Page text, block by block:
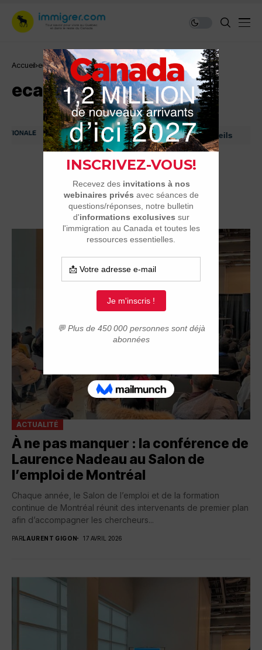
Accueil ecarrieres
ecarrieres
Immigrer au Canada: ressources et conseils
ACTUALITÉ
À ne pas manquer : la conférence de
Laurence Nadeau au Salon de
l’emploi de Montréal
Chaque année, le Salon de l’emploi et de la formation
continue de Montréal réunit des intervenants de premier plan
afin d’accompagner les chercheurs...
PAR LAURENT GIGON 17 AVRIL 2026